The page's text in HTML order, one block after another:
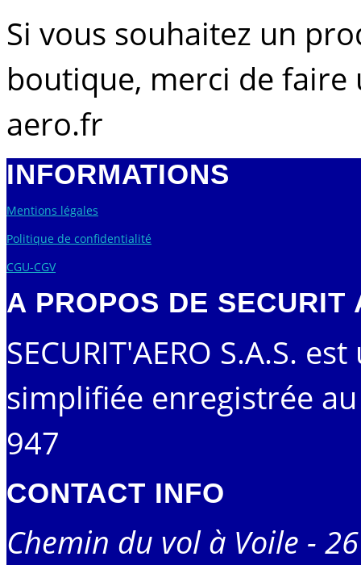
Si vous souhaitez un
boutique, merci de faire
aero.fr
INFORMATIONS
Mentions légales
Politique de confidentialité
CGU-CGV
A PROPOS DE SECURIT
SECURIT'AERO S.A.S.
simplifiée enregistrée
947
CONTACT INFO
Chemin du vol à Voile -